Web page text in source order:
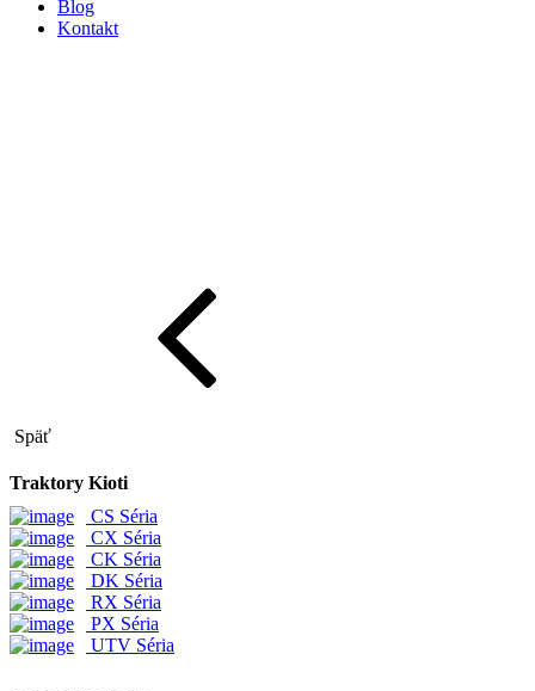
Blog
Kontakt
Späť
Traktory Kioti
CS Séria
CX Séria
CK Séria
DK Séria
RX Séria
PX Séria
UTV Séria